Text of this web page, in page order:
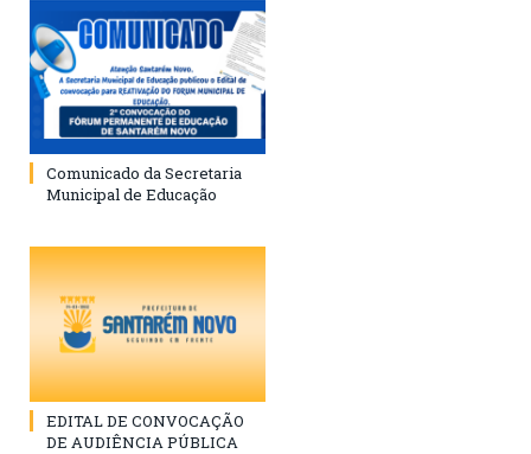
Comunicado da Secretaria
Municipal de Educação
EDITAL DE CONVOCAÇÃO
DE AUDIÊNCIA PÚBLICA